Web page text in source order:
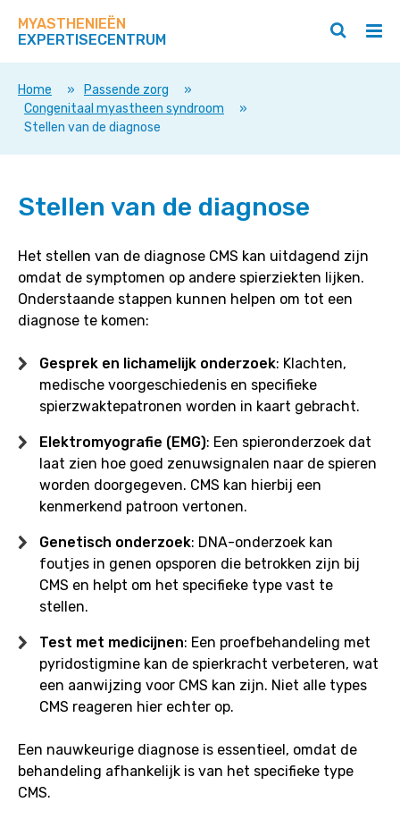
direct
op
deze
MYASTHENIEËN
EXPERTISECENTRUM
/
Zoeken
/
Home » Passende zorg
»
Congenitaal myastheen syndroom
»
Stellen van de diagnose
van
diagnose
Stellen van de diagnose
Het stellen van de diagnose CMS kan uitdagend zijn
omdat de symptomen op andere spierziekten lijken.
Onderstaande stappen kunnen helpen om tot een
diagnose te komen:
Gesprek en lichamelijk onderzoek: Klachten,
medische voorgeschiedenis en specifieke
spierzwaktepatronen worden in kaart gebracht.
Elektromyografie (EMG): Een spieronderzoek dat
laat zien hoe goed zenuwsignalen naar de spieren
worden doorgegeven. CMS kan hierbij een
kenmerkend patroon vertonen.
Genetisch onderzoek: DNA-onderzoek kan
foutjes in genen opsporen die betrokken zijn bij
CMS en helpt om het specifieke type vast te
stellen.
Test met medicijnen: Een proefbehandeling met
pyridostigmine kan de spierkracht verbeteren, wat
een aanwijzing voor CMS kan zijn. Niet alle types
CMS reageren hier echter op.
Een nauwkeurige diagnose is essentieel, omdat de
behandeling afhankelijk is van het specifieke type
CMS.